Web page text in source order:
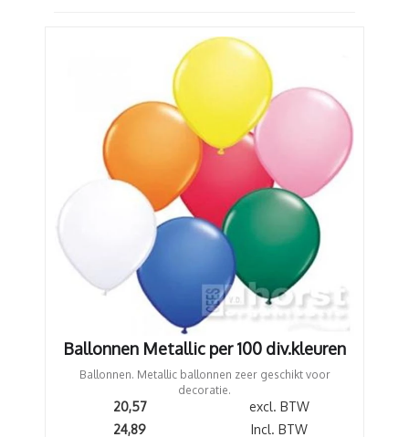
Ballonnen Metallic per 100 div.kleuren
Ballonnen. Metallic ballonnen zeer geschikt voor
decoratie.
20,57
excl. BTW
24,89
Incl. BTW